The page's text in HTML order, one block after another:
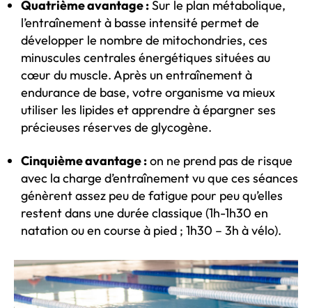
Quatrième avantage :Sur le plan métabolique,
l’entraînement à basse intensité permet de
développer le nombre de mitochondries, ces
minuscules centrales énergétiques situées au
cœur du muscle. Après un entraînement à
endurance de base, votre organisme va mieux
utiliser les lipides et apprendre à épargner ses
précieuses réserves de glycogène.
Cinquième avantage :on ne prend pas de risque
avec la charge d’entraînement vu que ces séances
génèrent assez peu de fatigue pour peu qu’elles
restent dans une durée classique (1h-1h30 en
natation ou en course à pied ; 1h30 – 3h à vélo).